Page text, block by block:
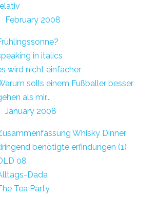
February 2008
in italics
wird nicht einfacher
solls einem Fußballer besser
als mir...
January 2008
Whisky Dinner
benötigte erfindungen (1)
08
Dada
Tea Party